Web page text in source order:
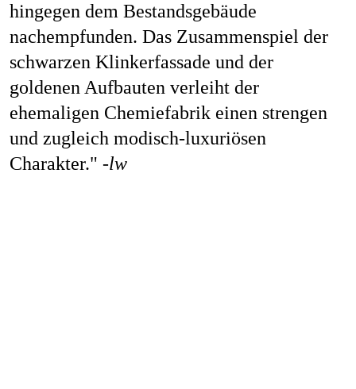
hingegen dem Bestandsgebäude
nachempfunden. Das Zusammenspiel der
schwarzen Klinkerfassade und der
goldenen Aufbauten verleiht der
ehemaligen Chemiefabrik einen strengen
und zugleich modisch-luxuriösen
Charakter." -lw